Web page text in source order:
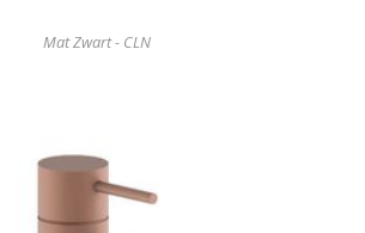
Mat Zwart - CLN